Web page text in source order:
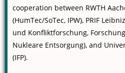
cooperation between RWTH
(HumTec/SoTec, IPW), PRIF
und Konfliktforschung,
Nukleare Entsorgung), and
(IFP).